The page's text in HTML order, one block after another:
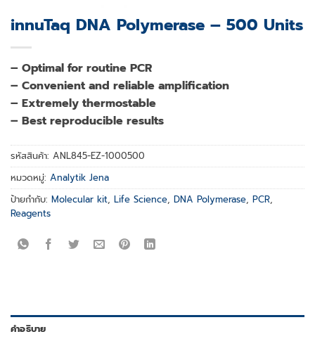
innuTaq DNA Polymerase – 500 Units
– Optimal for routine PCR
– Convenient and reliable amplification
– Extremely thermostable
– Best reproducible results
รหัสสินค้า: ANL845-EZ-1000500
หมวดหมู่: Analytik Jena
ป้ายกำกับ: Molecular kit, Life Science, DNA Polymerase, PCR,
Reagents
คำอธิบาย